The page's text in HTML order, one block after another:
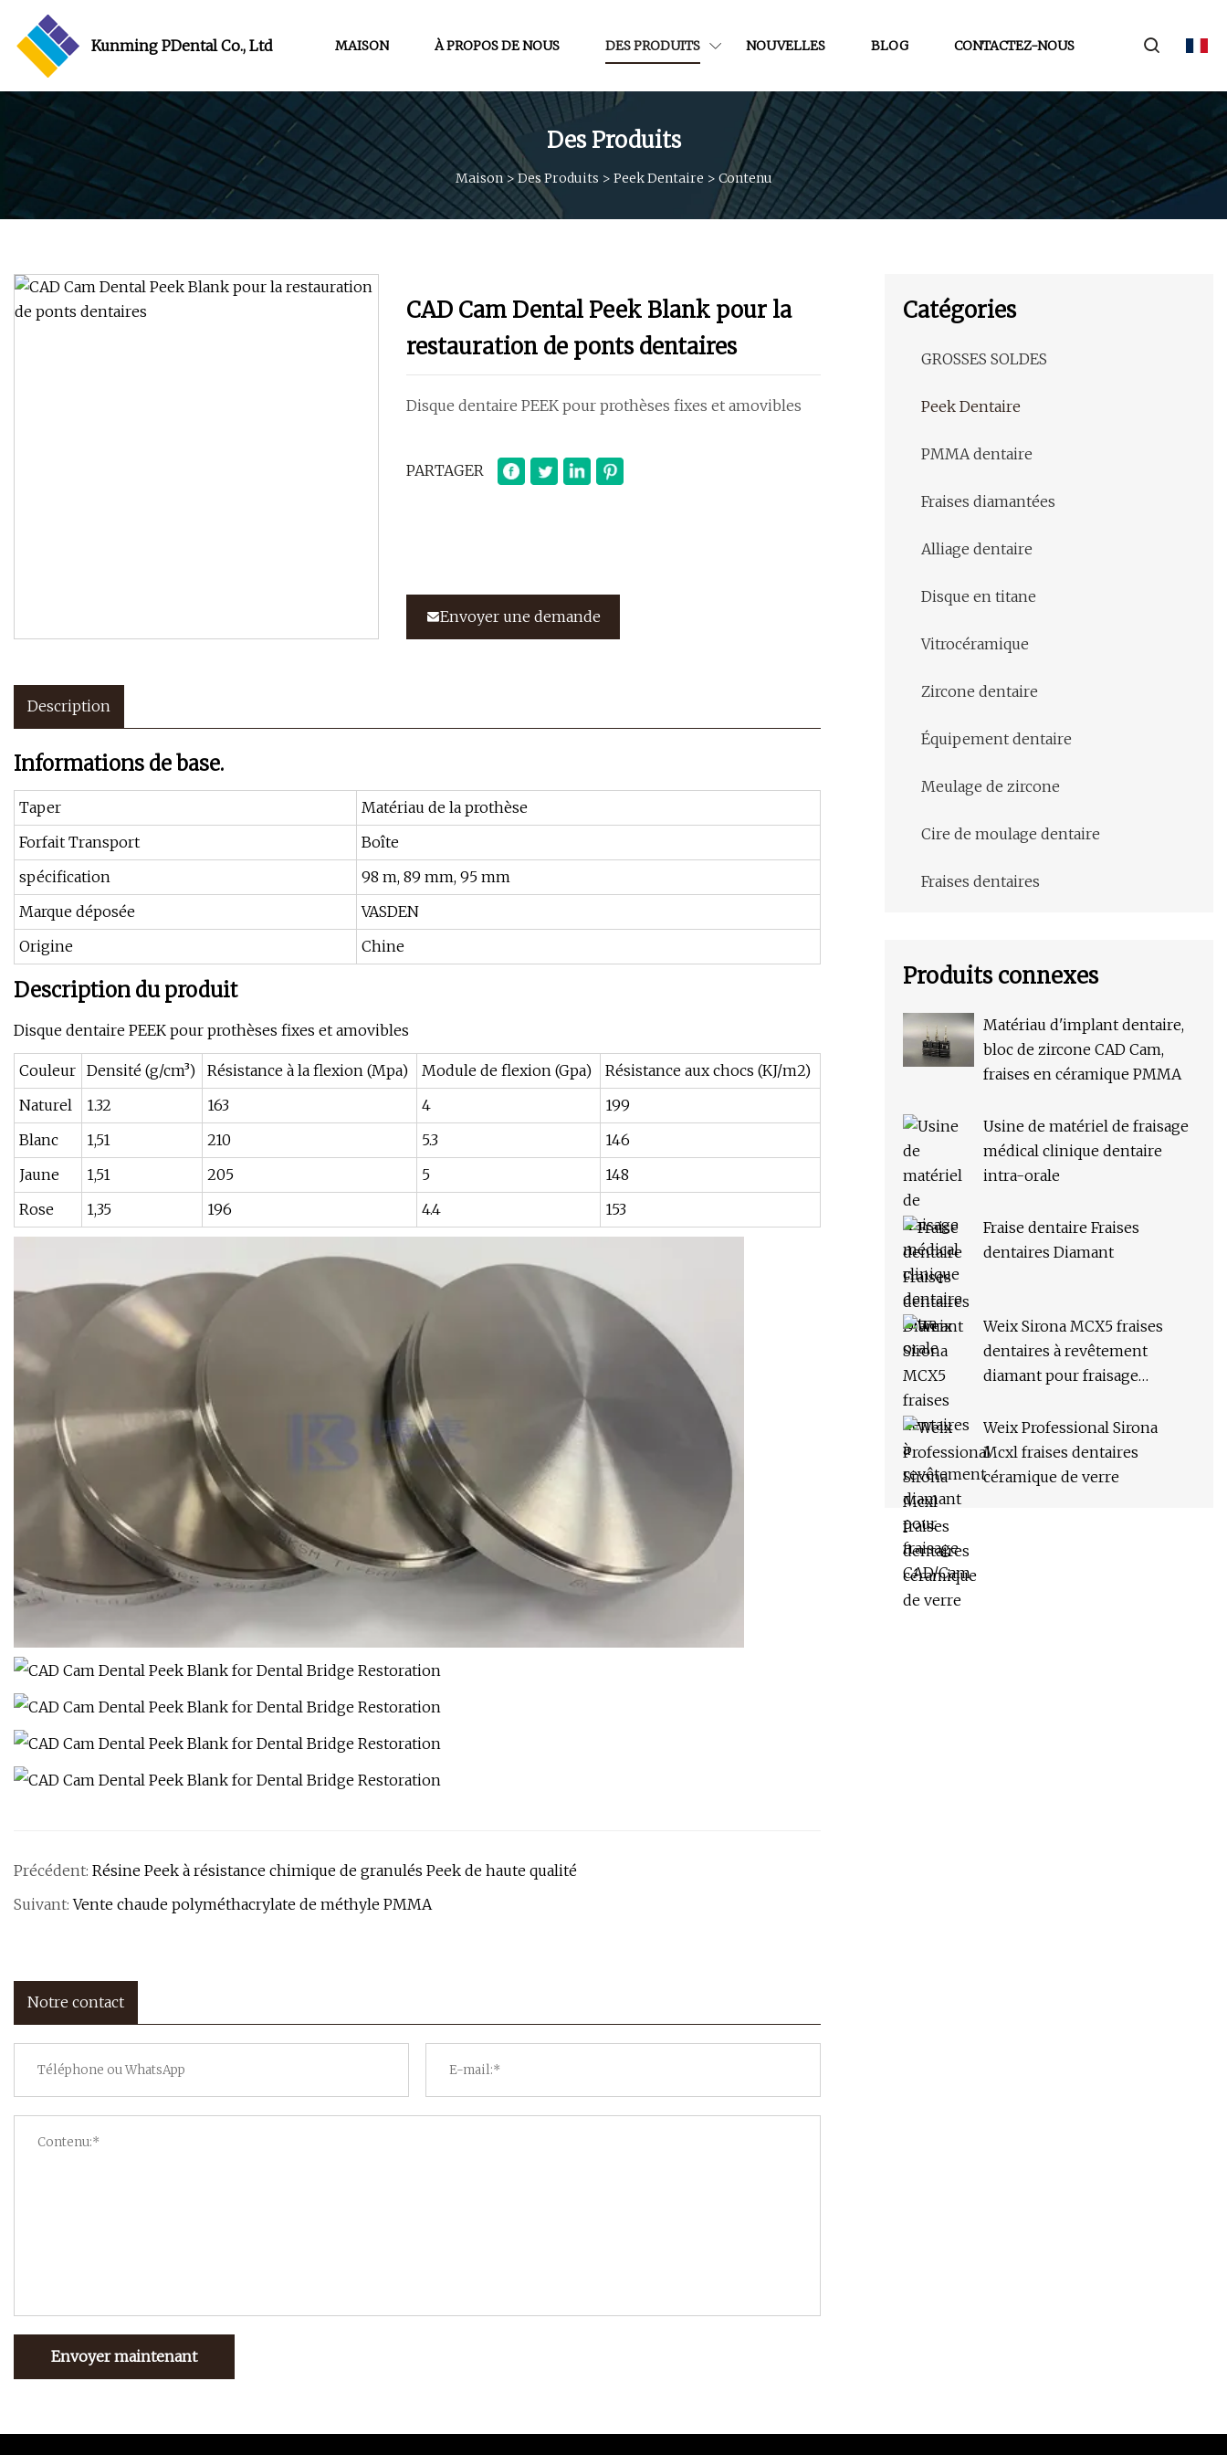
Kunming PDental Co., Ltd MAISON À PROPOS DE NOUS DES PRODUITS NOUVELLES BLOG CONTACTEZ-NOUS
Des Produits
Maison> Des Produits > Peek Dentaire > Contenu
CAD Cam Dental Peek Blank pour la
restauration de ponts dentaires
Disque dentaire PEEK pour prothèses fixes et amovibles
PARTAGER
Envoyer une demande
Description
Informations de base.
Taper
Matériau de la prothèse
Forfait Transport
Boîte
spécification
98 m, 89 mm, 95 mm
Marque déposée
VASDEN
Origine
Chine
Description du produit
Disque dentaire PEEK pour prothèses fixes et amovibles
Couleur Densité (g/cm³) Résistance à la flexion (Mpa) Module de flexion (Gpa)
Résistance aux chocs (KJ/m2)
Naturel
1.32 163 4
199
Blanc
1,51 210 5.3
146
Jaune
1,51 205 5
148
Rose
1,35 196 4.4 153
Précédent: Résine Peek à résistance chimique de granulés Peek de haute qualité
Suivant:Vente chaude polyméthacrylate de méthyle PMMA
Notre contact
Envoyer maintenant
Catégories
GROSSES SOLDES
Peek Dentaire
PMMA dentaire
Fraises diamantées
Alliage dentaire
Disque en titane
Vitrocéramique
Zircone dentaire
Équipement dentaire
Meulage de zircone
Cire de moulage dentaire
Fraises dentaires
Produits connexes
Matériau d'implant dentaire,
bloc de zircone CAD Cam,
fraises en céramique PMMA
Usine de matériel de fraisage
médical clinique dentaire
intra-orale
Fraise dentaire Fraises
dentaires Diamant
Weix Sirona MCX5 fraises
dentaires à revêtement
diamant pour fraisage
Weix Professional Sirona
Mcxl fraises dentaires
céramique de verre